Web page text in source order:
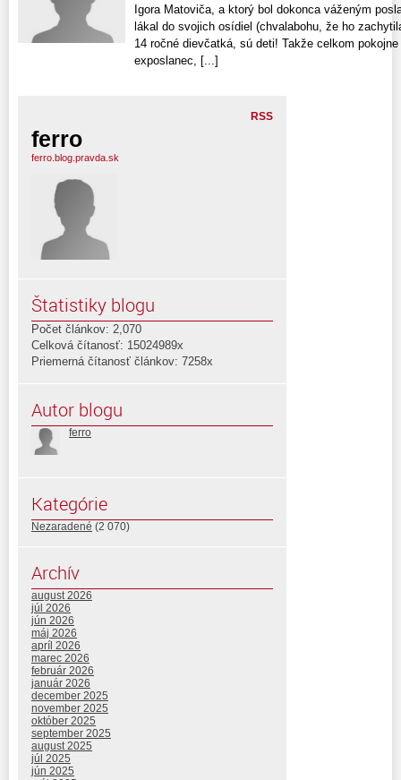
Igora Matoviča, a ktorý bol dokonca váženým
lákal do svojich osídiel (chvalabohu, že ho
14 ročné dievčatká, sú deti! Takže celkom
exposlanec, [...]
RSS
ferro
ferro.blog.pravda.sk
Štatistiky blogu
Počet článkov: 2,070
Celková čítanosť: 15024989x
Priemerná čítanosť článkov: 7258x
Autor blogu
ferro
Kategórie
Nezaradené (2 070)
Archív
august 2026
júl 2026
jún 2026
máj 2026
apríl 2026
marec 2026
február 2026
január 2026
december 2025
november 2025
október 2025
september 2025
august 2025
júl 2025
jún 2025